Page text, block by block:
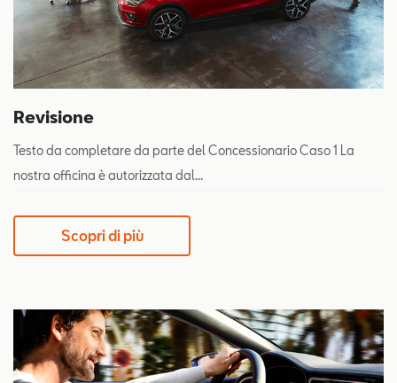
Revisione
Testo da completare da parte del Concessionario Caso 1 La
nostra officina è autorizzata dal...
Scopri di più